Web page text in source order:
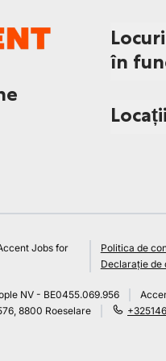
în
Jobs for
Politica de
Declarație de
NV - BE0455.069.956
8800 Roeselare